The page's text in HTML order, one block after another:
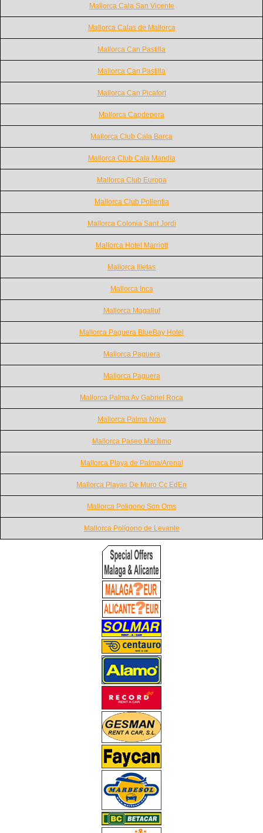
Mallorca Cala San Vicente
Mallorca Calas de Mallorca
Mallorca Can Pastilla
Mallorca Can Pastilla
Mallorca Can Picafort
Mallorca Capdepera
Mallorca Club Cala Barca
Mallorca Club Cala Mandia
Mallorca Club Europa
Mallorca Club Pollentia
Mallorca Colonia Sant Jordi
Mallorca Hotel Marriott
Mallorca Illetas
Mallorca Inca
Mallorca Magalluf
Mallorca Paguera BlueBay Hotel
Mallorca Paguera
Mallorca Paguera
Mallorca Palma Av Gabriel Roca
Mallorca Palma Nova
Mallorca Paseo Marítimo
Mallorca Playa de Palma/Arenal
Mallorca Playas De Muro Cc EdEn
Mallorca Poligono Son Oms
Mallorca Polígono de Levante